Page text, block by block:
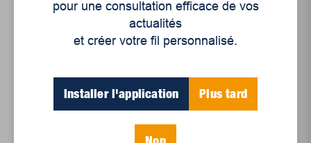
pour une consultation efficace de vos
actualités
et créer votre fil personnalisé.
Installer l'application Plus tard